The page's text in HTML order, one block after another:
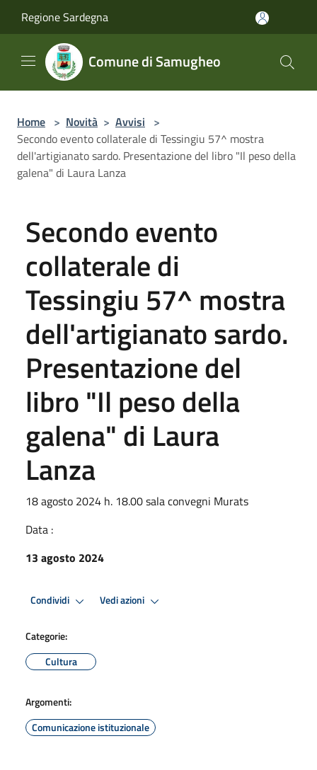
Regione Sardegna
Comune di Samugheo
Home > Novità > Avvisi >
Secondo evento collaterale di Tessingiu 57^ mostra
dell'artigianato sardo. Presentazione del libro "Il peso della
galena" di Laura Lanza
Secondo evento
collaterale di
Tessingiu 57^ mostra
dell'artigianato sardo.
Presentazione del
libro "Il peso della
galena" di Laura
Lanza
18 agosto 2024 h. 18.00 sala convegni Murats
Data :
13 agosto 2024
Condividi Vedi azioni
Categorie:
Cultura
Argomenti:
Comunicazione istituzionale